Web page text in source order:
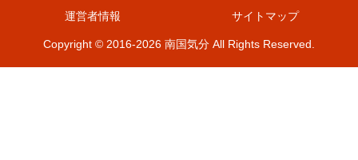
運営者情報
サイトマップ
Copyright © 2016-2026 南国気分 All Rights Reserved.